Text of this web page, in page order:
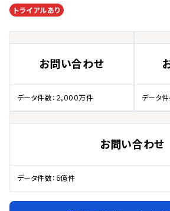
トライアルあり
お問い合わせ
データ件数：2,000万件 データ
お問い合わせ
データ件数：5億件